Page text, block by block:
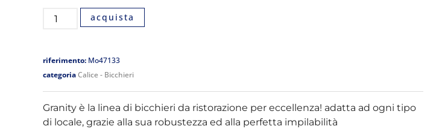
acquista
riferimento: Mo47133
categoriaCalice - Bicchieri
Granity è la linea di bicchieri da ristorazione per eccellenza! adatta ad ogni tipo
di locale, grazie alla sua robustezza ed alla perfetta impilabilità